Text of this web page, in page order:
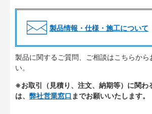
製品情報・仕様・施工について
製品に関するご質問、ご相談はこちらから
い。
※お取引（見積り、注文、納期等）に関わ
は、 弊社営業窓口 までお願いいたします。